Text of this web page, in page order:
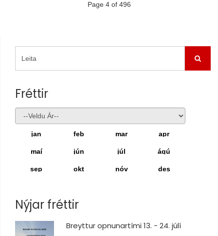
Page 4 of 496
Fréttir
jan feb mar apr
maí jún júl ágú
sep okt nóv des
Nýjar fréttir
Breyttur opnunartími 13. - 24. júlí